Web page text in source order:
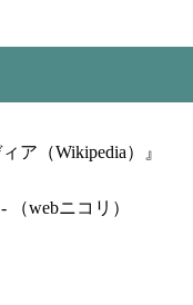
ア（Wikipedia）』
- （webニコリ）